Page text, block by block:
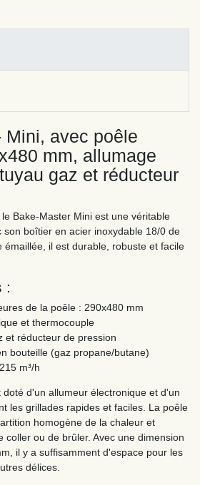
Mini, avec poêle
mm, allumage
gaz et réducteur
Bake-Master Mini est une véritable
son boîtier en acier inoxydable 18/0 de
émaillée, il est durable, robuste et facile
:
de la poêle : 290x480 mm
et thermocouple
et réducteur de pression
bouteille (gaz propane/butane)
m³/h
d'un allumeur électronique et d'un
les grillades rapides et faciles. La poêle
homogène de la chaleur et
coller ou de brûler. Avec une dimension
il y a suffisamment d'espace pour les
délices.